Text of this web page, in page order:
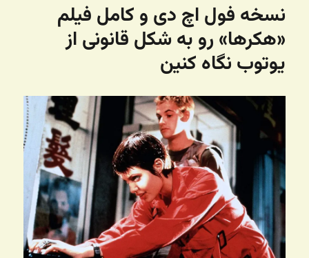
نسخه فول اچ دی و کامل فیلم
«هکرها» رو به شکل قانونی از
یوتوب نگاه کنین